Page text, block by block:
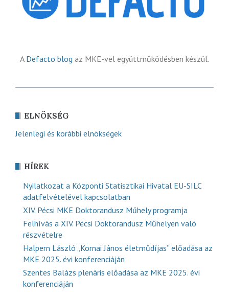
A Defacto blog az MKE-vel együttműködésben készül.
ELNÖKSÉG
Jelenlegi és korábbi elnökségek
HÍREK
Nyilatkozat a Központi Statisztikai Hivatal EU-SILC
adatfelvételével kapcsolatban
XIV. Pécsi MKE Doktorandusz Műhely programja
Felhívás a XIV. Pécsi Doktorandusz Műhelyen való
részvételre
Halpern László „Kornai János életműdíjas” előadása az
MKE 2025. évi konferenciáján
Szentes Balázs plenáris előadása az MKE 2025. évi
konferenciáján